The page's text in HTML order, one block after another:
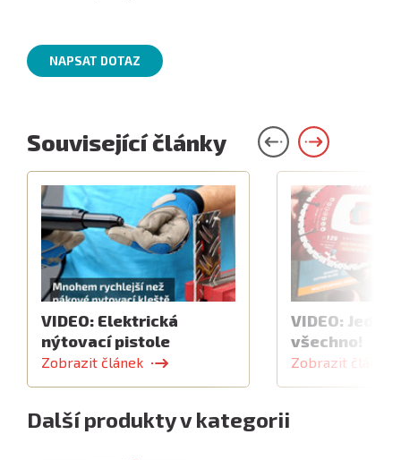
NAPSAT DOTAZ
Související články
VIDEO: Elektrická
nýtovací pistole
Zobrazit článek
VIDEO:
všechno!
Zobrazit článek
Další produkty v kategorii